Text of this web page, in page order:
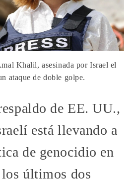
Khalil, asesinada por Israel el
ataque de doble golpe.
de EE. UU.,
está llevando a
de genocidio en
últimos dos